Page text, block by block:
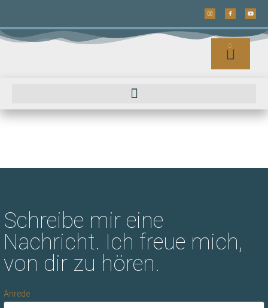
0
Schreibe mir eine
Nachricht. Ich freue mich,
von dir zu hören.
Anrede